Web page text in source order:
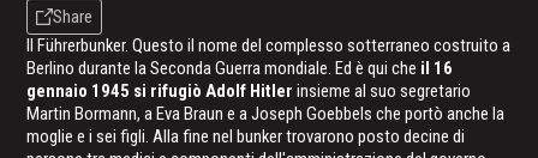
Share
Il Führerbunker. Questo il nome del complesso sotterraneo costruito a
Berlino durante la Seconda Guerra mondiale. Ed è qui che il 16
gennaio 1945 si rifugiò Adolf Hitler insieme al suo segretario
Martin Bormann, a Eva Braun e a Joseph Goebbels che portò anche la
moglie e i sei figli. Alla fine nel bunker trovarono posto decine di